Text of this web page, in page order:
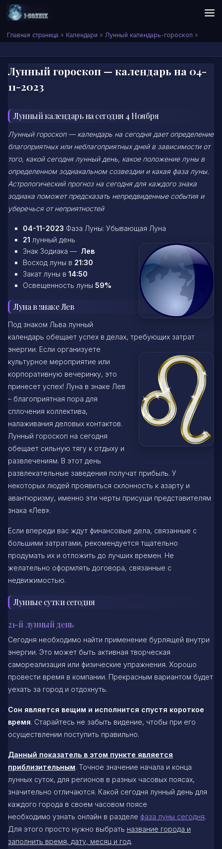
Skip to content
Сонник I-SONNIK.COM
Главная страница » Календари » Лунный календарь-гороскоп »
Лунный гороскоп — календарь на 04-
11-2023
Лунный календарь на сегодня 4 Ноября
Лунный гороскоп — календарь на сегодня дает определение
благоприятных или неблагоприятных дней в зависимости от
того, какой сегодня лунный день, какое положение луны в
определенном зодиакальном созвездии и какая фаза луны.
Астрологический прогноз на сегодня для каждого знака
зодиака поможет предсказать непредвиденные события и
уберечься от неприятностей
04-11-2023 Фаза Луны: Убывающая Луна
21 лунный день
Знак Зодиака — Лев
Восход луны в 21:30
Закат луны в 14:50
Освещенность луны 59%
Луна в знаке Лев
Под знаком Льва лунный
календарь обещает успех в делах, требующих затрат
энергии. Если организуете
культурное мероприятие или
корпоративную вечеринку, это
принесет успех! Луна в знаке Лев
– благоприятная пора для
сплочения коллектива,
налаживания деловых контактов.
Лунный гороскоп на сегодня
обещает сильную тягу к отдыху и
развлечениям. В этот день
развлекательные заведения получат прибыль. У
некоторых людей проявиться склонность к азарту и
авантюризму, именно эти черты присущи представителям
знака «Лев».
Если впереди вас ждут финансовые дела, связанные с
большими затратами, рекомендуется тщательно
продумать их и отложить до лучших времен. Не
желательно оформлять договора, связанные с
недвижимостью.
Лунные сутки сегодня
21-й лунный день
Сегодня необходимо найти применение бурлящей внутри
энергии. Это может быть активная творческая
самореализация или физические упражнения. Хорошо
провести время в компании. Прекрасным вариантом будет
уехать за город и отдохнуть.
Сон является вещим и исполнится спустя короткое
время. Старайтесь не забыть видение, чтобы при его
осуществлении поступить правильно.
Данный показатель в этом пункте является
приблизительным. Точное значение начала и конца
лунных суток, для регионов в разных часовых поясах,
значительно отличаются. Какой сегодня лунный день для
каждого города в своем часовом поясе
необходимо узнать онлайн в разделе фаза луны сегодня.
Для этого просто нужно выбрать название города и
заполнить время, дату, месяц и год.